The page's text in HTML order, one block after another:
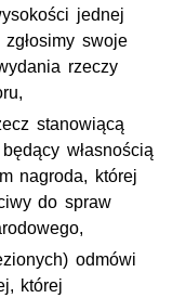
jednej
swoje
rzeczy
stanowiącą
własnością
nagroda, której
do spraw
odmówi
której